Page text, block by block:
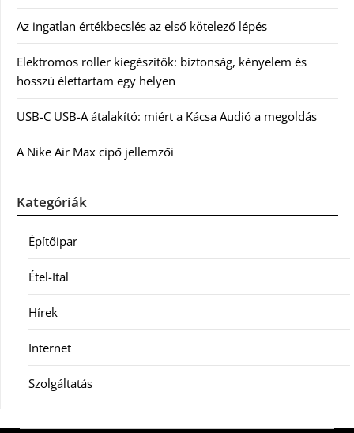
Az ingatlan értékbecslés az első kötelező lépés
Elektromos roller kiegészítők: biztonság, kényelem és
hosszú élettartam egy helyen
USB-C USB-A átalakító: miért a Kácsa Audió a megoldás
A Nike Air Max cipő jellemzői
Kategóriák
Építőipar
Étel-Ital
Hírek
Internet
Szolgáltatás